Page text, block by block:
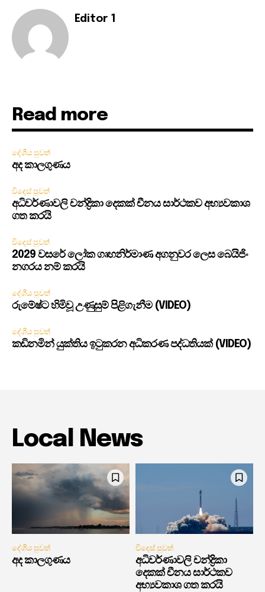
Editor 1
Read more
දේශීය පුවත්
අද කාලගුණය
විදෙස් පුවත්
අධිවර්ණාවලි චන්ද්‍රිකා දෙකක් චීනය සාර්ථකව අභ්‍යවකාශ
ගත කරයි
විදෙස් පුවත්
2029 වසරේ ලෝක ගෘහනිර්මාණ අගනුවර ලෙස බෙයිජිං
නගරය නම් කරයි
දේශීය පුවත්
රුමේෂ්ට හිමිවූ උණුසුම් පිළිගැනීම (VIDEO)
දේශීය පුවත්
කඩිනමින් යුක්තිය ඉටුකරන අධිකරණ පද්ධතියක් (VIDEO)
Local News
දේශීය පුවත්
අද කාලගුණය
විදෙස් පුවත්
අධිවර්ණාවලි චන්ද්‍රිකා
දෙකක් චීනය සාර්ථකව
අභ්‍යවකාශ ගත කරයි